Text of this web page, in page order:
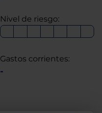
Nivel de riesgo:
Gastos corrientes:
-